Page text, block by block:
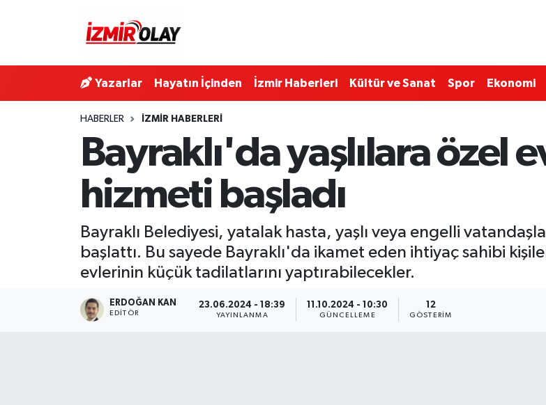
Yazarlar Hayatın İçinden İzmir Haberleri Kültür ve Sanat Spor Ekonomi
HABERLER İZMIR HABERLERI
Bayraklı'da yaşlılara özel
hizmeti başladı
Bayraklı Belediyesi, yatalak hasta, yaşlı veya engelli
başlattı. Bu sayede Bayraklı'da ikamet eden ihtiyaç sahibi
evlerinin küçük tadilatlarını yaptırabilecekler.
ERDOĞAN KAN
EDITÖR
23.06.2024 - 18:39
YAYINLANMA
11.10.2024 - 10:30
GÜNCELLEME
12
GÖSTERIM
Konak Trafik Yoğunluk Haritası
Süper Lig Puan Durumu ve Fikstür
Tüm Manşetler
Son Dakika Haberleri
Haber Arşivi